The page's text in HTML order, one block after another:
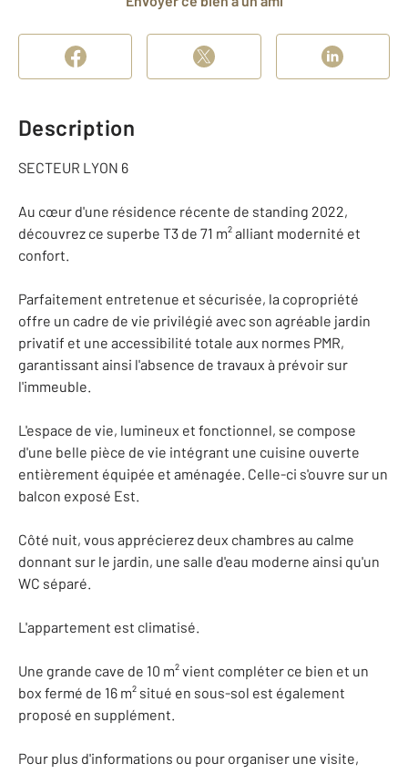
Description
SECTEUR LYON 6
Au cœur d'une résidence récente de standing 2022,
découvrez ce superbe T3 de 71 m² alliant modernité et
confort.
Parfaitement entretenue et sécurisée, la copropriété
offre un cadre de vie privilégié avec son agréable jardin
privatif et une accessibilité totale aux normes PMR,
garantissant ainsi l'absence de travaux à prévoir sur
l'immeuble.
L'espace de vie, lumineux et fonctionnel, se compose
d'une belle pièce de vie intégrant une cuisine ouverte
entièrement équipée et aménagée. Celle-ci s'ouvre sur un
balcon exposé Est.
Côté nuit, vous apprécierez deux chambres au calme
donnant sur le jardin, une salle d'eau moderne ainsi qu'un
WC séparé.
L'appartement est climatisé.
Une grande cave de 10 m² vient compléter ce bien et un
box fermé de 16 m² situé en sous-sol est également
proposé en supplément.
Pour plus d'informations ou pour organiser une visite,